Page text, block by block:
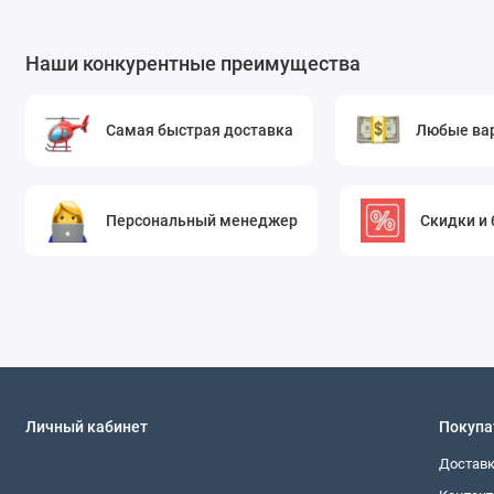
клатчи, ободки для волос, декоративные пояса или
Из-за плотности и структуры «шанель»
Используйте иглы для плотных тканей.
строчкой. Для сохранения формы рекомендуется
Наши конкурентные преимущества
Самая быстрая доставка Любые
Персональный менеджер Скидки и
Личный кабинет